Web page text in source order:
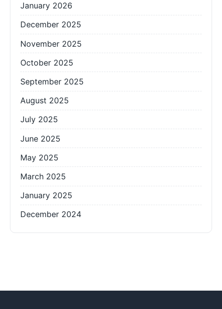
January 2026
December 2025
November 2025
October 2025
September 2025
August 2025
July 2025
June 2025
May 2025
March 2025
January 2025
December 2024